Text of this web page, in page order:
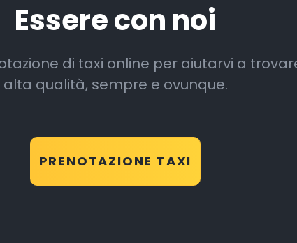
Essere con noi
di taxi online per aiutarvi a
alta qualità, sempre e ovunque.
PRENOTAZIONE TAXI